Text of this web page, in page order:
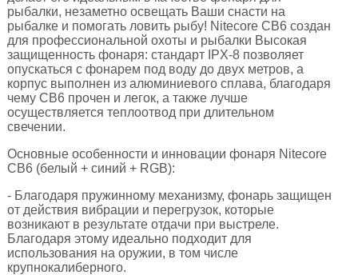
рыбалки, незаметно освещать Ваши снасти на
рыбалке и помогать ловить рыбу! Nitecore CB6 создан
для профессиональной охоты и рыбалки Высокая
защищенность фонаря: стандарт IPX-8 позволяет
опускаться с фонарем под воду до двух метров, а
корпус выполнен из алюминиевого сплава, благодаря
чему CB6 прочен и легок, а также лучше
осуществляется теплоотвод при длительном
свечении.
Основные особенности и инновации фонаря Nitecore
CB6 (белый + синий + RGB):
- Благодаря пружинному механизму, фонарь защищен
от действия вибрации и перегрузок, которые
возникают в результате отдачи при выстреле.
Благодаря этому идеально подходит для
использования на оружии, в том числе
крупнокалиберного.